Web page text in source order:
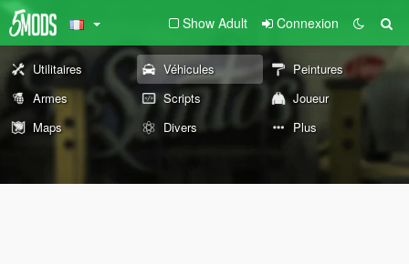
Show Adult Connexion
Utilitaires Véhicules
Peintures
Armes
Scripts
Joueur
Maps
Divers Plus